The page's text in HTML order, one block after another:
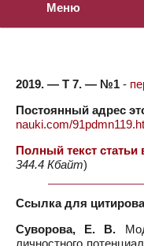
Меню
2019. — Т 7. — №1 -
Постоянный адрес
nauki.com/
Полный текст статьи
344.4 Кбайт)
Ссылка для
Суворова, Е. В.
личностного